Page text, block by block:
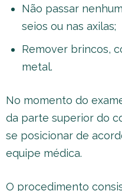
Não passar
seios ou nas axilas;
Remover brincos,
metal.
No momento do
da parte superior do
se posicionar de
equipe médica.
O procedimento